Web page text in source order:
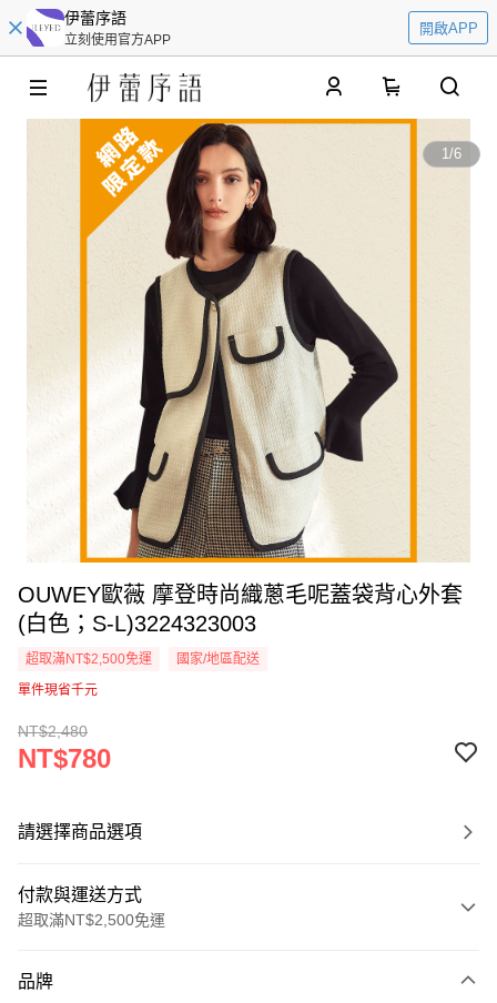
伊蕾序語
立刻使用官方APP
開啟APP
1/6
OUWEY歐薇 摩登時尚織蔥毛呢蓋袋背心外套
(白色；S-L)3224323003
超取滿NT$2,500免運
國家/地區配送
單件現省千元
NT$2,480
NT$780
請選擇商品選項
付款與運送方式
超取滿NT$2,500免運
信用卡一次付款
品牌